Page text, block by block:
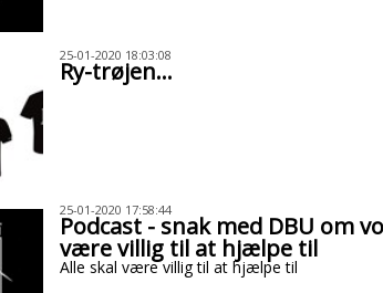
25-01-2020 18:03:08
Ry-trøjen…
25-01-2020 17:58:44
Podcast - snak med DBU om
være villig til at hjælpe til
Alle skal være villig til at hjælpe til